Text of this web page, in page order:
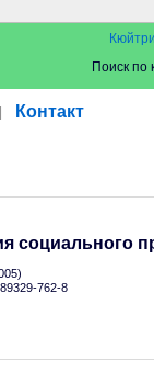
Поиск по
Контакт
социального
762-8